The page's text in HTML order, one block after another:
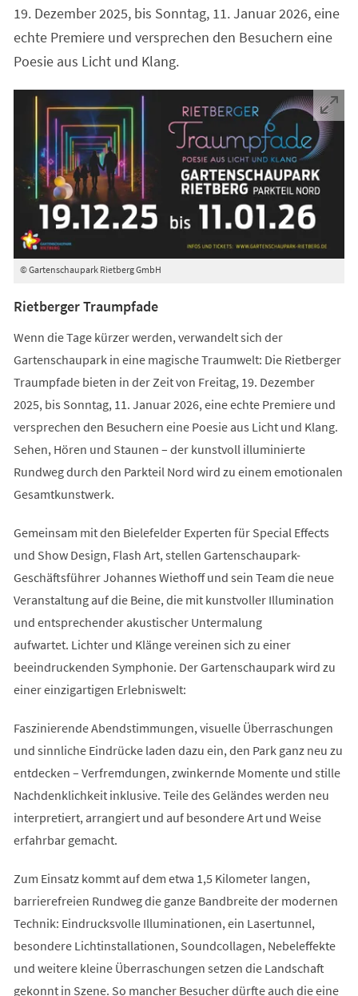
19. Dezember 2025, bis Sonntag, 11. Januar 2026, eine
echte Premiere und versprechen den Besuchern eine
Poesie aus Licht und Klang.
© Gartenschaupark Rietberg GmbH
Rietberger Traumpfade
Wenn die Tage kürzer werden, verwandelt sich der
Gartenschaupark in eine magische Traumwelt: Die Rietberger
Traumpfade bieten in der Zeit von Freitag, 19. Dezember
2025, bis Sonntag, 11. Januar 2026, eine echte Premiere und
versprechen den Besuchern eine Poesie aus Licht und Klang.
Sehen, Hören und Staunen – der kunstvoll illuminierte
Rundweg durch den Parkteil Nord wird zu einem emotionalen
Gesamtkunstwerk.
Gemeinsam mit den Bielefelder Experten für Special Effects
und Show Design, Flash Art, stellen Gartenschaupark-
Geschäftsführer Johannes Wiethoff und sein Team die neue
Veranstaltung auf die Beine, die mit kunstvoller Illumination
und entsprechender akustischer Untermalung
aufwartet. Lichter und Klänge vereinen sich zu einer
beeindruckenden Symphonie. Der Gartenschaupark wird zu
einer einzigartigen Erlebniswelt:
Faszinierende Abendstimmungen, visuelle Überraschungen
und sinnliche Eindrücke laden dazu ein, den Park ganz neu zu
entdecken – Verfremdungen, zwinkernde Momente und stille
Nachdenklichkeit inklusive. Teile des Geländes werden neu
interpretiert, arrangiert und auf besondere Art und Weise
erfahrbar gemacht.
Zum Einsatz kommt auf dem etwa 1,5 Kilometer langen,
barrierefreien Rundweg die ganze Bandbreite der modernen
Technik: Eindrucksvolle Illuminationen, ein Lasertunnel,
besondere Lichtinstallationen, Soundcollagen, Nebeleffekte
und weitere kleine Überraschungen setzen die Landschaft
gekonnt in Szene. So mancher Besucher dürfte auch die eine